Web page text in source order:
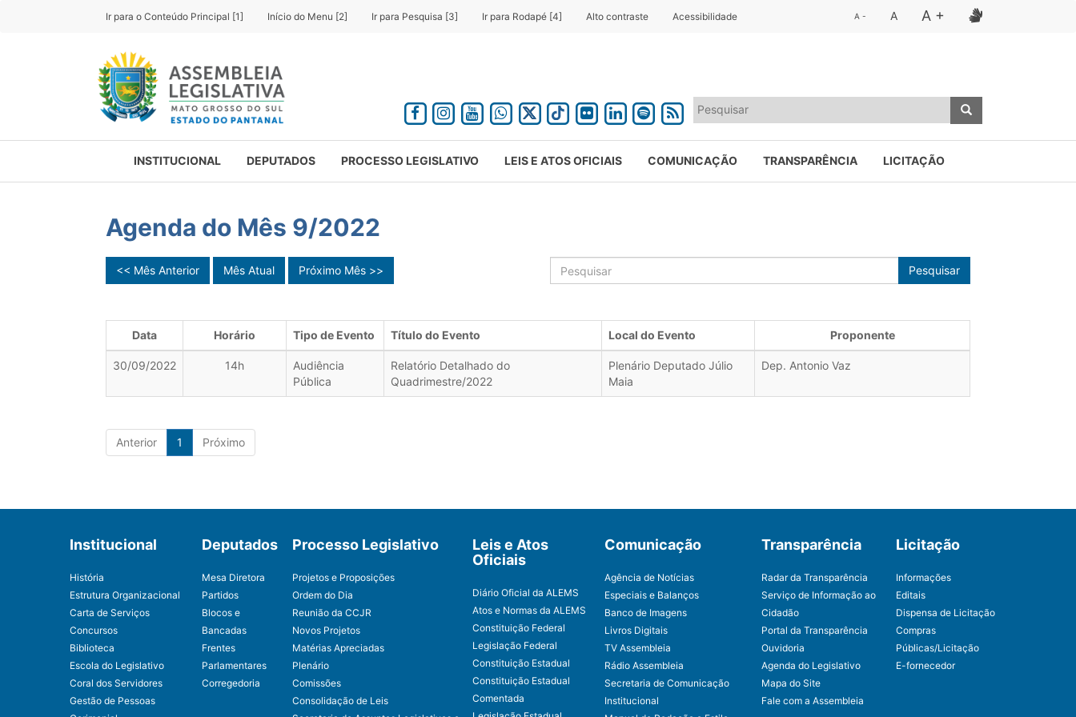
Ir para o Conteúdo Principal [1] Início do Menu [2] Ir para Pesquisa [3] Ir para Rodapé [4] Alto contraste Acessibilidade A - A A +
INSTITUCIONAL DEPUTADOS PROCESSO LEGISLATIVO LEIS E ATOS OFICIAIS COMUNICAÇÃO TRANSPARÊNCIA LICITAÇÃO
Agenda do Mês 9/2022
Pesquisar
<< Mês Anterior Mês Atual Próximo Mês >>
Data Horário Tipo de Evento Título do Evento Local do Evento Proponente
30/09/2022 14h
Audiência
Pública
Relatório Detalhado do
Quadrimestre/2022
Plenário Deputado Júlio
Maia
Dep. Antonio Vaz
Anterior 1 Próximo
Institucional
História
Estrutura Organizacional
Carta de Serviços
Concursos
Biblioteca
Escola do Legislativo
Coral dos Servidores
Gestão de Pessoas
Deputados
Mesa Diretora
Partidos
Blocos e
Bancadas
Frentes
Parlamentares
Corregedoria
Processo Legislativo
Projetos e Proposições
Ordem do Dia
Reunião da CCJR
Novos Projetos
Matérias Apreciadas
Plenário
Comissões
Consolidação de Leis
Leis e Atos
Oficiais
Diário Oficial da ALEMS
Atos e Normas da ALEMS
Constituição Federal
Legislação Federal
Constituição Estadual
Constituição Estadual
Comentada
Comunicação
Agência de Notícias
Especiais e Balanços
Banco de Imagens
Livros Digitais
TV Assembleia
Rádio Assembleia
Secretaria de Comunicação
Institucional
Transparência
Radar da Transparência
Serviço de Informação ao
Cidadão
Portal da Transparência
Ouvidoria
Agenda do Legislativo
Mapa do Site
Fale com a Assembleia
Licitação
Informações
Editais
Dispensa de Licitação
Compras
Públicas/Licitação
E-fornecedor